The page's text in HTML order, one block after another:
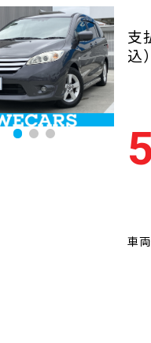
0120-
年式 新しい順
走行距
離
少ない順
排気量 大きい順
支
込）
車